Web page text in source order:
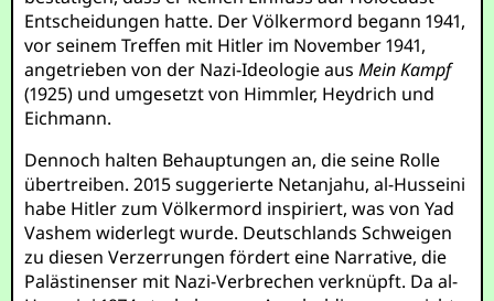
Entscheidungen hatte. Der Völkermord begann 1941,
vor seinem Treffen mit Hitler im November 1941,
angetrieben von der Nazi-Ideologie ausMein Kampf
(1925) und umgesetzt von Himmler, Heydrich und
Eichmann.
Dennoch halten Behauptungen an, die seine Rolle
übertreiben. 2015 suggerierte Netanjahu, al-Husseini
habe Hitler zum Völkermord inspiriert, was von Yad
Vashem widerlegt wurde. Deutschlands Schweigen
zu diesen Verzerrungen fördert eine Narrative, die
Palästinenser mit Nazi-Verbrechen verknüpft. Da al-